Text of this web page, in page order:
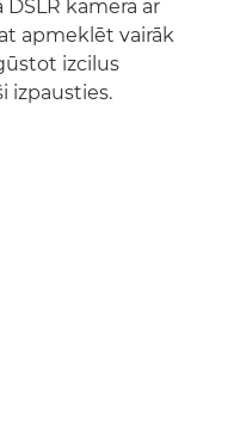
DSLR kamera ar
apmeklēt vairāk
izcilus
izpausties.